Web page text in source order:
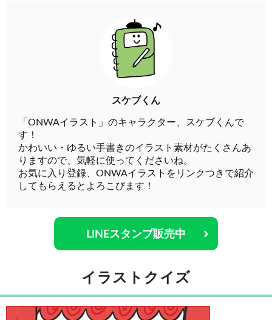
スケブくん
「ONWAイラスト」のキャラクター、スケブくんで
す！
かわいい・ゆるい手書きのイラスト素材がたくさんあ
りますので、気軽に使ってくださいね。
お気に入り登録、ONWAイラストをリンクつきで紹介
してもらえるとよろこびます！
LINEスタンプ販売中
イラストクイズ